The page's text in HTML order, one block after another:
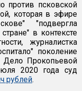
против псковской
которая в эфире
"подвергла
в контексте
журналистка
поколение
Дело Прокопьевой
2020 года суд
рублей.